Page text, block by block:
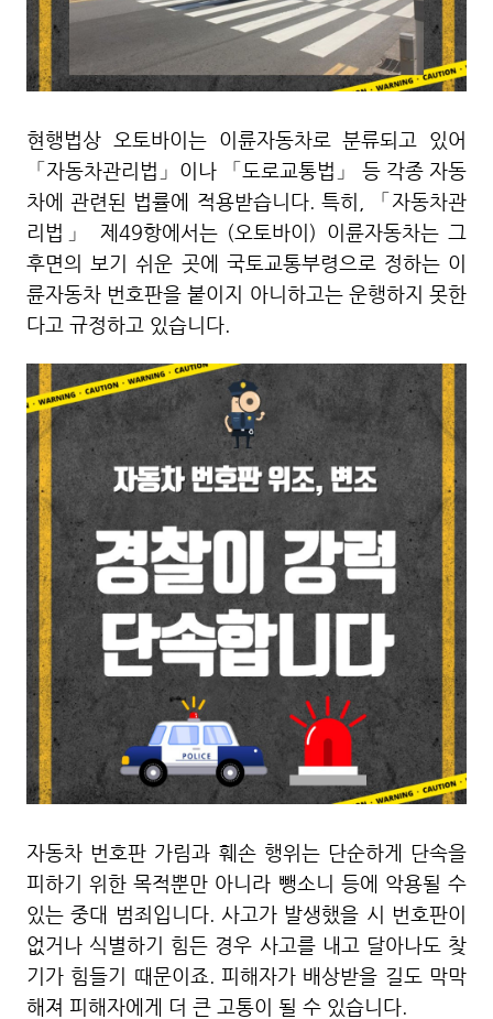
현행법상 오토바이는 이륜자동차로 분류되고 있어
「자동차관리법」이나 「도로교통법」 등 각종 자동
차에 관련된 법률에 적용받습니다. 특히, 「자동차관
리법」 제49항에서는 (오토바이) 이륜자동차는 그
후면의 보기 쉬운 곳에 국토교통부령으로 정하는 이
륜자동차 번호판을 붙이지 아니하고는 운행하지 못한
다고 규정하고 있습니다.
자동차 번호판 가림과 훼손 행위는 단순하게 단속을
피하기 위한 목적뿐만 아니라 뺑소니 등에 악용될 수
있는 중대 범죄입니다. 사고가 발생했을 시 번호판이
없거나 식별하기 힘든 경우 사고를 내고 달아나도 찾
기가 힘들기 때문이죠. 피해자가 배상받을 길도 막막
해져 피해자에게 더 큰 고통이 될 수 있습니다.